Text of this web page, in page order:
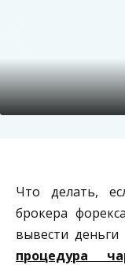
Что делать,
брокера
вывести деньги
процедура